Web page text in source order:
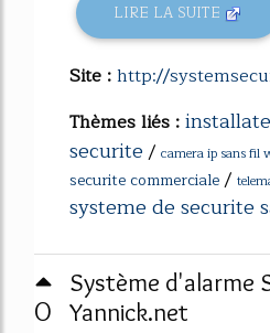
LIRE LA SUITE
Site :http://
Thèmes liés :
securite/ camera ip sans fil
securite commerciale/
systeme de securite
0
Système d'alarme
Yannick.net